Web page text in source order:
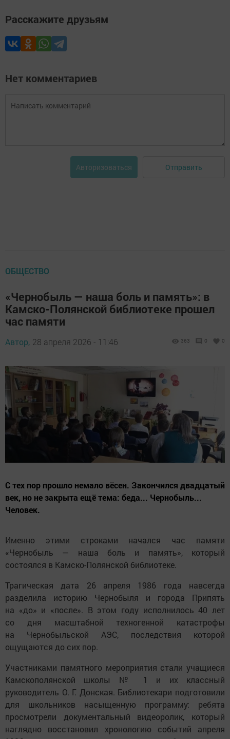
Расскажите друзьям
Нет комментариев
Авторизоваться Отправить
ОБЩЕСТВО
«Чернобыль — наша боль и память»: в
Камско-Полянской библиотеке прошел
час памяти
Автор, 28 апреля 2026 - 11:46 363 0 0
С тех пор прошло немало вёсен. Закончился двадцатый
век, но не закрыта ещё тема: беда... Чернобыль...
Человек.
Именно этими строками начался час памяти
«Чернобыль — наша боль и память», который
состоялся в Камско-Полянской библиотеке.
Трагическая дата 26 апреля 1986 года навсегда
разделила историю Чернобыля и города Припять
на «до» и «после». В этом году исполнилось 40 лет
со дня масштабной техногенной катастрофы
на Чернобыльской АЭС, последствия которой
ощущаются до сих пор.
Участниками памятного мероприятия стали учащиеся
Камскополянской школы № 1 и их классный
руководитель О. Г. Донская. Библиотекари подготовили
для школьников насыщенную программу: ребята
просмотрели документальный видеоролик, который
наглядно восстановил хронологию событий апреля